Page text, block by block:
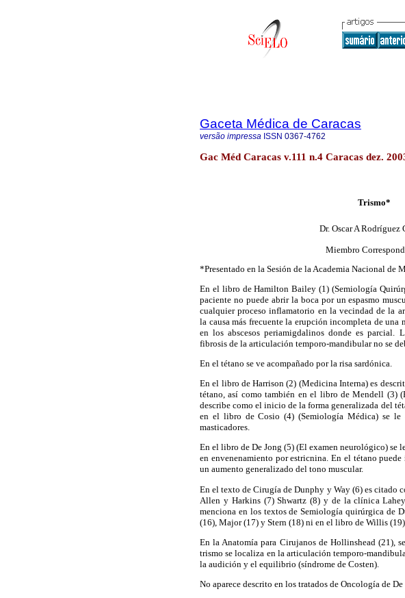
Gaceta Médica de Caracas
versão impressa ISSN 0367-4762
Gac Méd Caracas v.111 n.4 Caracas dez.
Trismo*
Dr. Oscar A Rodríguez
Miembro
*Presentado en la Sesión de la Academia Nacional de
En el libro de Hamilton Bailey (1) (Semiología
paciente no puede abrir la boca por un espasmo
cualquier proceso inflamatorio en la vecindad de la
la causa más frecuente la erupción incompleta de una
en los abscesos periamigdalinos donde es
fibrosis de la articulación temporo-mandibular no se
En el tétano se ve acompañado por la risa sardónica.
En el libro de Harrison (2) (Medicina Interna) es
tétano, así como también en el libro de Mendell (3)
describe como el inicio de la forma generalizada del
en el libro de Cosio (4) (Semiología Médica) se le
masticadores.
En el libro de De Jong (5) (El examen neurológico) se
en envenenamiento por estricnina. En el tétano
un aumento generalizado del tono muscular.
En el texto de Cirugía de Dunphy y Way (6) es citado
Allen y Harkins (7) Shwartz (8) y de la clínica
menciona en los textos de Semiología quirúrgica de
(16), Major (17) y Stern (18) ni en el libro de Willis
En la Anatomía para Cirujanos de Hollinshead (21),
trismo se localiza en la articulación temporo-
la audición y el equilibrio (síndrome de Costen).
No aparece descrito en los tratados de Oncología de